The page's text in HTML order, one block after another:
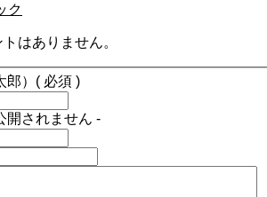
ク
はありません。
） ( 必須 )
開されません -